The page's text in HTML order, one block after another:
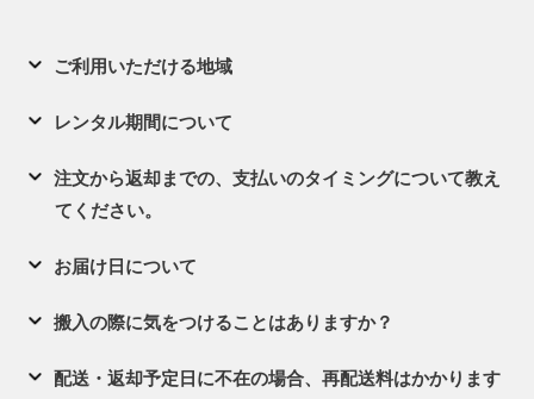
ご利用いただける地域
レンタル期間について
注文から返却までの、支払いのタイミングについて教え
てください。
お届け日について
搬入の際に気をつけることはありますか？
配送・返却予定日に不在の場合、再配送料はかかります